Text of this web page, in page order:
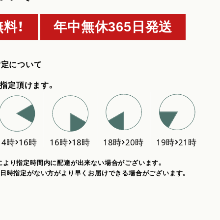
！ 年中無休365日発送
について
定頂けます。
り指定時間内に配達が出来ない場合がございます。
時指定がない方がより早くお届けできる場合がございます。